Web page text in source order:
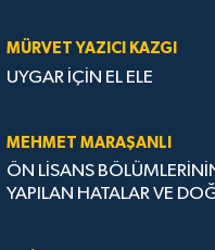
MÜRVET YAZICI KAZGI
UYGAR İÇİN EL ELE
MEHMET MARAŞANLI
ÖN LİSANS
YAPILAN HATALAR VE